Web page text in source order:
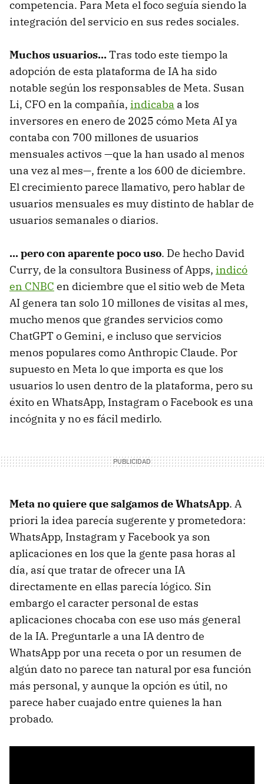
competencia. Para Meta el foco seguía siendo la
integración del servicio en sus redes sociales.
Muchos usuarios...Tras todo este tiempo la
adopción de esta plataforma de IA ha sido
notable según los responsables de Meta. Susan
Li, CFO en la compañía, indicaba a los
inversores en enero de 2025 cómo Meta AI ya
contaba con 700 millones de usuarios
mensuales activos —que la han usado al menos
una vez al mes—, frente a los 600 de diciembre.
El crecimiento parece llamativo, pero hablar de
usuarios mensuales es muy distinto de hablar de
usuarios semanales o diarios.
... pero con aparente poco uso. De hecho David
Curry, de la consultora Business of Apps, indicó
en CNBC en diciembre que el sitio web de Meta
AI genera tan solo 10 millones de visitas al mes,
mucho menos que grandes servicios como
ChatGPT o Gemini, e incluso que servicios
menos populares como Anthropic Claude. Por
supuesto en Meta lo que importa es que los
usuarios lo usen dentro de la plataforma, pero su
éxito en WhatsApp, Instagram o Facebook es una
incógnita y no es fácil medirlo.
Meta no quiere que salgamos de WhatsApp. A
priori la idea parecía sugerente y prometedora:
WhatsApp, Instagram y Facebook ya son
aplicaciones en los que la gente pasa horas al
día, así que tratar de ofrecer una IA
directamente en ellas parecía lógico. Sin
embargo el caracter personal de estas
aplicaciones chocaba con ese uso más general
de la IA. Preguntarle a una IA dentro de
WhatsApp por una receta o por un resumen de
algún dato no parece tan natural por esa función
más personal, y aunque la opción es útil, no
parece haber cuajado entre quienes la han
probado.